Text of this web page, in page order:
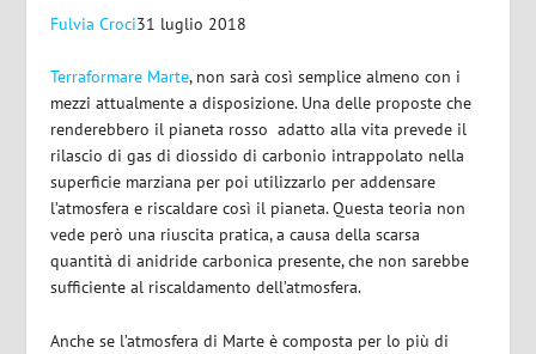
Fulvia Croci31 luglio 2018
Terraformare Marte, non sarà così semplice almeno con i
mezzi attualmente a disposizione. Una delle proposte che
renderebbero il pianeta rosso adatto alla vita prevede il
rilascio di gas di diossido di carbonio intrappolato nella
superficie marziana per poi utilizzarlo per addensare
l’atmosfera e riscaldare così il pianeta. Questa teoria non
vede però una riuscita pratica, a causa della scarsa
quantità di anidride carbonica presente, che non sarebbe
sufficiente al riscaldamento dell’atmosfera.
Anche se l’atmosfera di Marte è composta per lo più di